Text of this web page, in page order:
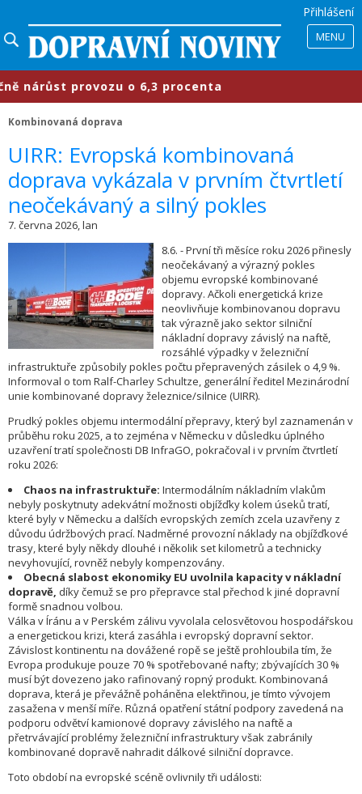
Přihlášení
MENU
provozu o 6,3 procenta
Kombinovaná doprava
​UIRR: Evropská kombinovaná
doprava vykázala v prvním čtvrtletí
neočekávaný a silný pokles
7. června 2026, lan
8.6. - První tři měsíce roku 2026 přinesly
neočekávaný a výrazný pokles
objemu evropské kombinované
dopravy. Ačkoli energetická krize
neovlivňuje kombinovanou dopravu
tak výrazně jako sektor silniční
nákladní dopravy závislý na naftě,
rozsáhlé výpadky v železniční
infrastruktuře způsobily pokles počtu přepravených zásilek o 4,9 %.
Informoval o tom Ralf-Charley Schultze, generální ředitel Mezinárodní
unie kombinované dopravy železnice/silnice (UIRR).
Prudký pokles objemu intermodální přepravy, který byl zaznamenán v
průběhu roku 2025, a to zejména v Německu v důsledku úplného
uzavření tratí společnosti DB InfraGO, pokračoval i v prvním čtvrtletí
roku 2026:
Chaos na infrastruktuře: Intermodálním nákladním vlakům
nebyly poskytnuty adekvátní možnosti objížďky kolem úseků tratí,
které byly v Německu a dalších evropských zemích zcela uzavřeny z
důvodu údržbových prací. Nadměrné provozní náklady na objížďkové
trasy, které byly někdy dlouhé i několik set kilometrů a technicky
nevyhovující, rovněž nebyly kompenzovány.
Obecná slabost ekonomiky EU uvolnila kapacity v nákladní
dopravě, díky čemuž se pro přepravce stal přechod k jiné dopravní
formě snadnou volbou.
Válka v Íránu a v Perském zálivu vyvolala celosvětovou hospodářskou
a energetickou krizi, která zasáhla i evropský dopravní sektor.
Závislost kontinentu na dovážené ropě se ještě prohloubila tím, že
Evropa produkuje pouze 70 % spotřebované nafty; zbývajících 30 %
musí být dovezeno jako rafinovaný ropný produkt. Kombinovaná
doprava, která je převážně poháněna elektřinou, je tímto vývojem
zasažena v menší míře. Různá opatření státní podpory zavedená na
podporu odvětví kamionové dopravy závislého na naftě a
přetrvávající problémy železniční infrastruktury však zabránily
kombinované dopravě nahradit dálkové silniční dopravce.
Toto období na evropské scéně ovlivnily tři události: